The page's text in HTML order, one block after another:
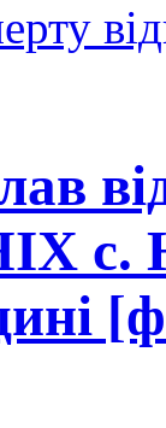
с.